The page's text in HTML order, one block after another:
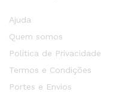
Ajuda
Quem somos
Política de Privacidade
Termos e Condições
Portes e Envios